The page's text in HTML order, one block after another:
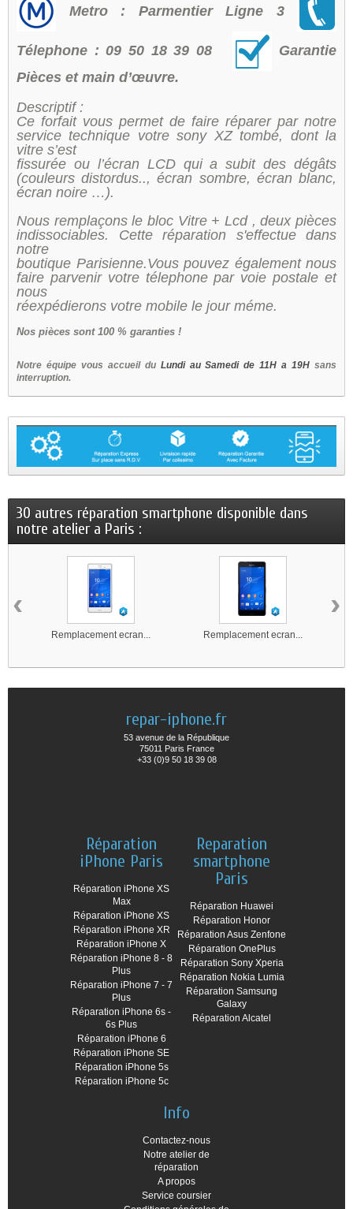
Metro : Parmentier Ligne 3
Télephone : 09 50 18 39 08
Garantie
Pièces et main d’œuvre.
Descriptif :
Ce forfait vous permet de faire réparer par notre
service technique votre sony XZ tombé, dont la
vitre s’est
fissurée ou l’écran LCD qui a subit des dégâts
(couleurs distordus.., écran sombre, écran blanc,
écran noire …).
Nous remplaçons le bloc Vitre + Lcd , deux pièces
indissociables. Cette réparation s'effectue dans
notre
boutique Parisienne.Vous pouvez également nous
faire parvenir votre télephone par voie postale et
nous
réexpédierons votre mobile le jour méme.
Nos pièces sont 100 % garanties !
Notre équipe vous accueil du Lundi au Samedi de 11H a 19H sans
interruption.
30 autres réparation smartphone disponible dans
notre atelier a Paris :
Remplacement ecran... Remplacement ecran...
‹ ›
repar-iphone.fr
53 avenue de la République
75011 Paris France
+33 (0)9 50 18 39 08
Réparation
iPhone Paris
Réparation iPhone XS
Max
Réparation iPhone XS
Réparation iPhone XR
Réparation iPhone X
Réparation iPhone 8 - 8
Plus
Réparation iPhone 7 - 7
Plus
Réparation iPhone 6s -
6s Plus
Réparation iPhone 6
Réparation iPhone SE
Réparation iPhone 5s
Réparation iPhone 5c
Reparation
smartphone
Paris
Réparation Huawei
Réparation Honor
Réparation Asus Zenfone
Réparation OnePlus
Réparation Sony Xperia
Réparation Nokia Lumia
Réparation Samsung
Galaxy
Réparation Alcatel
Info
Contactez-nous
Notre atelier de
réparation
A propos
Service coursier